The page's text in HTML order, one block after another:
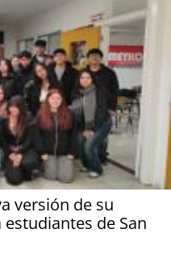
versión de su
de San